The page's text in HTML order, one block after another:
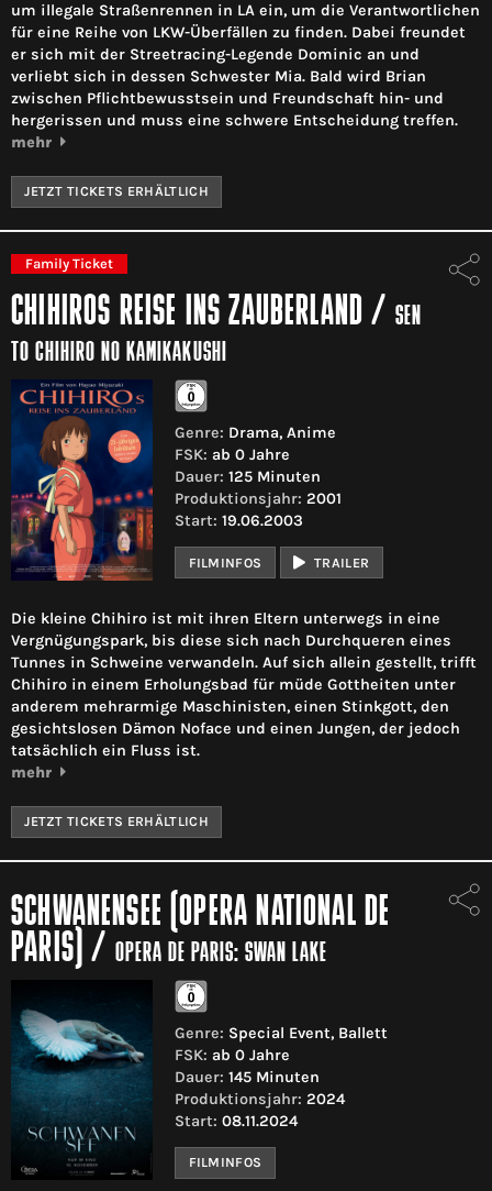
um illegale Straßenrennen in LA ein, um die Verantwortlichen
für eine Reihe von LKW-Überfällen zu finden. Dabei freundet
er sich mit der Streetracing-Legende Dominic an und
verliebt sich in dessen Schwester Mia. Bald wird Brian
zwischen Pflichtbewusstsein und Freundschaft hin- und
hergerissen und muss eine schwere Entscheidung treffen.
mehr
JETZT TICKETS ERHÄLTLICH
Family Ticket
CHIHIROS REISE INS ZAUBERLAND / SEN
TO CHIHIRO NO KAMIKAKUSHI
Genre: Drama, Anime
FSK: ab 0 Jahre
Dauer: 125 Minuten
Produktionsjahr: 2001
Start: 19.06.2003
FILMINFOS TRAILER
Die kleine Chihiro ist mit ihren Eltern unterwegs in eine
Vergnügungspark, bis diese sich nach Durchqueren eines
Tunnes in Schweine verwandeln. Auf sich allein gestellt, trifft
Chihiro in einem Erholungsbad für müde Gottheiten unter
anderem mehrarmige Maschinisten, einen Stinkgott, den
gesichtslosen Dämon Noface und einen Jungen, der jedoch
tatsächlich ein Fluss ist.
mehr
JETZT TICKETS ERHÄLTLICH
SCHWANENSEE (OPERA NATIONAL DE
PARIS) / OPERA DE PARIS: SWAN LAKE
Genre: Special Event, Ballett
FSK: ab 0 Jahre
Dauer: 145 Minuten
Produktionsjahr: 2024
Start: 08.11.2024
FILMINFOS